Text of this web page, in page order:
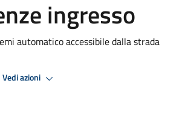
ingresso
automatico accessibile dalla strada
Vedi azioni